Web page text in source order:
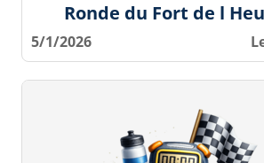
Ronde du Fort de l
5/1/2026